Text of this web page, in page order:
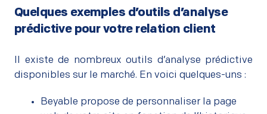
Quelques exemples d’outils d’analyse
prédictive pour votre relation client
Il existe de nombreux outils d’analyse prédictive
disponibles sur le marché. En voici quelques-uns :
Beyable propose de personnaliser la page